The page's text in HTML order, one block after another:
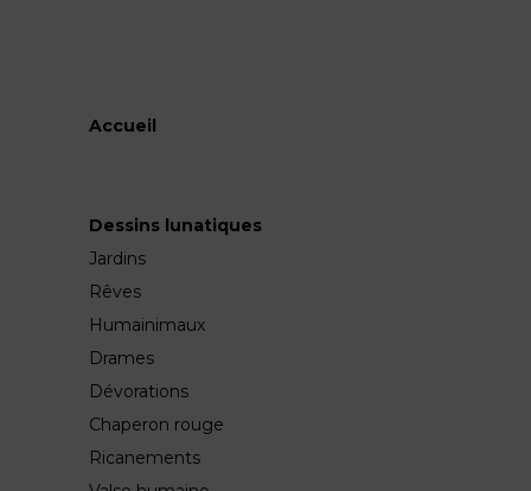
Accueil
Dessins lunatiques
Jardins
Rêves
Humainimaux
Drames
Dévorations
Chaperon rouge
Ricanements